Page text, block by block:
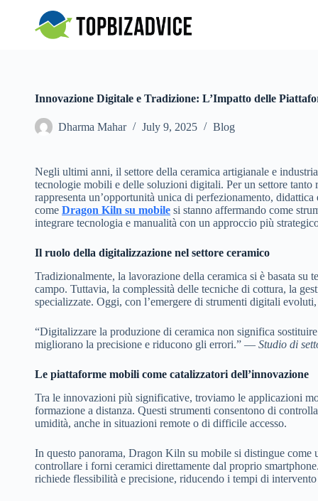
Innovazione Digitale e Tradizione: L’Impatto delle
Dharma Mahar July 9, 2025 Blog
Negli ultimi anni, il settore della ceramica artigianale e
tecnologie mobili e delle soluzioni digitali. Per un settore
rappresenta un’opportunità unica di perfezionamento,
come Dragon Kiln su mobile si stanno affermando come
integrare tecnologia e manualità con un approccio più
Il ruolo della digitalizzazione nel settore ceramico
Tradizionalmente, la lavorazione della ceramica si è basata su
campo. Tuttavia, la complessità delle tecniche di cottura, la
specializzate. Oggi, con l’emergere di strumenti digitali
“Digitalizzare la produzione di ceramica non significa
migliorano la precisione e riducono gli errori.” — Studio di
Le piattaforme mobili come catalizzatori dell’innovazione
Tra le innovazioni più significative, troviamo le applicazioni
formazione a distanza. Questi strumenti consentono di
umidità, anche in situazioni remote o di difficile accesso.
In questo panorama, Dragon Kiln su mobile si distingue
controllare i forni ceramici direttamente dal proprio
richiede flessibilità e precisione, riducendo i tempi di